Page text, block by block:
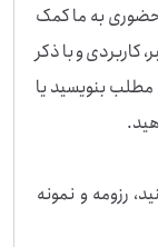
حضوری به ما کمک
کاربردی و با ذکر
مطلب بنویسید یا
رزومه و نمونه